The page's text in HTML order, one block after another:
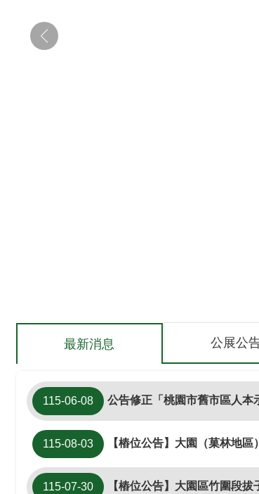
113/1/1起終止超商申請土地使用分區的服
為深化公務人員及民眾對CRPD之瞭解，請協助宣導如下： (一)
颱風季即將來臨，內政部攜手各賣場及網
最新消息 公展公
115-06-08 公告修正「桃園市舊市區人本示範街區招牌廣告
115-08-03 【樁位公告】大園（菓林地區）都市計畫「變更大園（菓
115-07-30 【樁位公告】大園區竹圍段